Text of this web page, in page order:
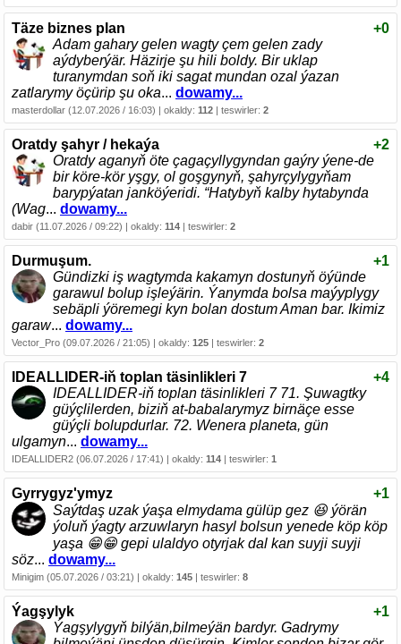
Täze biznes plan
+0
Adam gahary gelen wagty çem gelen zady
aýdyberýär. Häzirje şu hili boldy. Bir uklap
turanymdan soň iki sagat mundan ozal ýazan
zatlarymy öçürip şu oka... dowamy...
masterdollar (12.07.2026 / 16:03) | okaldy: 112 | teswirler: 2
Oratdy şahyr / hekaýa
+2
Oratdy aganyň öte çagaçyllygyndan gaýry ýene-de
bir köre-kör yşgy, ol goşgynyň, şahyrçylygyňam
barypýatan janköýeridi. “Hatybyň kalby hytabynda
(Wag... dowamy...
dabir (11.07.2026 / 09:22) | okaldy: 114 | teswirler: 2
Durmuşum.
+1
Gündizki iş wagtymda kakamyn dostunyň öýünde
garawul bolup işleýärin. Ýanymda bolsa maýyplygy
sebäpli ýöremegi kyn bolan dostum Aman bar. Ikimiz
garaw... dowamy...
Vector_Pro (09.07.2026 / 21:05) | okaldy: 125 | teswirler: 2
IDEALLIDER-iň toplan täsinlikleri 7
+4
IDEALLIDER-iň toplan täsinlikleri 7 71. Şuwagtky
güýçlilerden, biziň at-babalarymyz birnäçe esse
güýçli bolupdurlar. 72. Wenera planeta, gün
ulgamyn... dowamy...
IDEALLIDER2 (06.07.2026 / 17:41) | okaldy: 114 | teswirler: 1
Gyrrygyz'ymyz
+1
Saýtdaş uzak ýaşa elmydama gülüp gez 😆 ýörän
ýoluň ýagty arzuwlaryn hasyl bolsun yenede köp köp
yaşa 😁😁 gepi ulaldyo otyrjak dal kan suyji suyji
söz... dowamy...
Minigim (05.07.2026 / 03:21) | okaldy: 145 | teswirler: 8
Ýagşylyk
+1
Ýagşylygyň bilýän,bilmeýän bardyr. Gadrymy